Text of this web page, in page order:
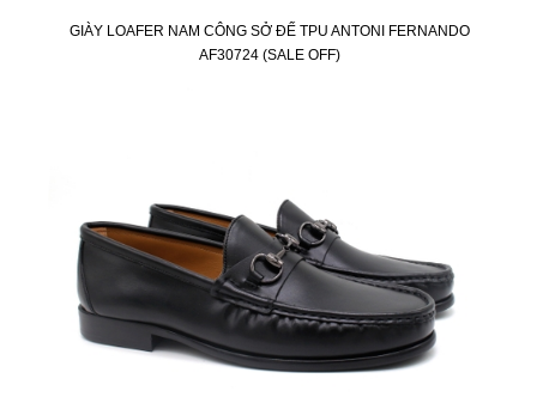
GIÀY LOAFER NAM CÔNG SỞ ĐẾ TPU ANTONI FERNANDO
AF30724 (SALE OFF)